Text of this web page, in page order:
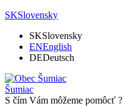
SKSlovensky
SKSlovensky
ENEnglish
DEDeutsch
Šumiac
S čím Vám môžeme pomôcť ?